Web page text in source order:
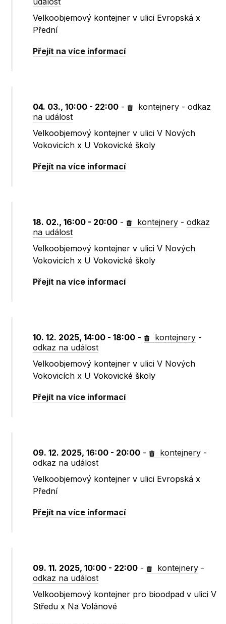
Velkoobjemový kontejner v ulici Evropská x
Přední
Přejít na více informací
04. 03., 10:00 - 22:00 - kontejnery -odkaz
na událost
Velkoobjemový kontejner v ulici V Nových
Vokovicích x U Vokovické školy
Přejít na více informací
18. 02., 16:00 - 20:00 - kontejnery -odkaz
na událost
Velkoobjemový kontejner v ulici V Nových
Vokovicích x U Vokovické školy
Přejít na více informací
10. 12. 2025, 14:00 - 18:00 - kontejnery -
odkaz na událost
Velkoobjemový kontejner v ulici V Nových
Vokovicích x U Vokovické školy
Přejít na více informací
09. 12. 2025, 16:00 - 20:00 - kontejnery -
odkaz na událost
Velkoobjemový kontejner v ulici Evropská x
Přední
Přejít na více informací
09. 11. 2025, 10:00 - 22:00 - kontejnery -
odkaz na událost
Velkoobjemový kontejner pro bioodpad v ulici V
Středu x Na Volánové